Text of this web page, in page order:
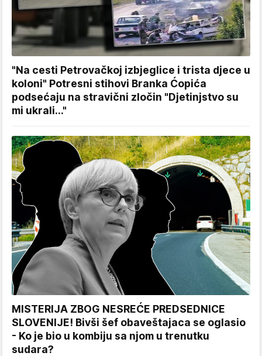
"Na cesti Petrovačkoj izbjeglice i trista djece u
koloni" Potresni stihovi Branka Ćopića
podsećaju na stravični zločin "Djetinjstvo su
mi ukrali..."
MISTERIJA ZBOG NESREĆE PREDSEDNICE
SLOVENIJE! Bivši šef obaveštajaca se oglasio
- Ko je bio u kombiju sa njom u trenutku
sudara?